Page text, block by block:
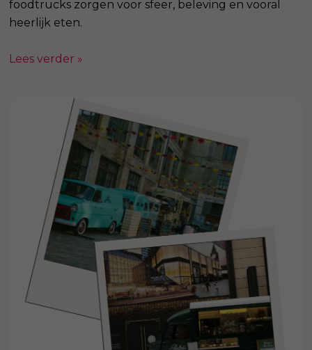
foodtrucks zorgen voor sfeer, beleving en vooral
heerlijk eten.
Lees verder »